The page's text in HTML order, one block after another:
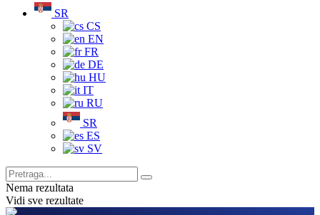
SR
CS
EN
FR
DE
HU
IT
RU
SR
ES
SV
Nema rezultata
Vidi sve rezultate